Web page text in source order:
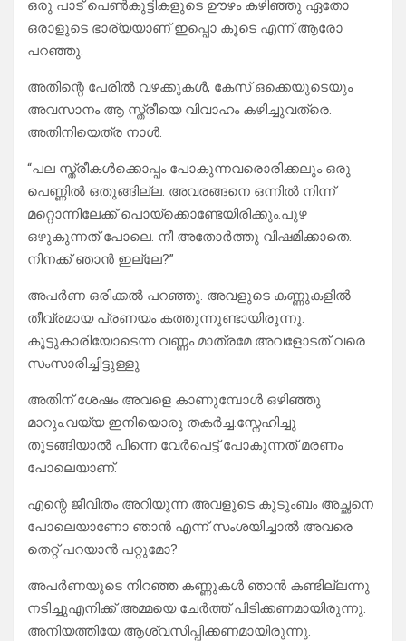
ഒരു പാട് പെൺകുട്ടികളുടെ ഊഴം കഴിഞ്ഞു ഏതോ
ഒരാളുടെ ഭാര്യയാണ് ഇപ്പൊ കൂടെ എന്ന് ആരോ
പറഞ്ഞു.
അതിന്റെ പേരിൽ വഴക്കുകൾ, കേസ് ഒക്കെയുടെയും
അവസാനം ആ സ്ത്രീയെ വിവാഹം കഴിച്ചുവത്രെ.
അതിനിയെത്ര നാൾ.
“പല സ്ത്രീകൾക്കൊപ്പം പോകുന്നവരൊരിക്കലും ഒരു
പെണ്ണിൽ ഒതുങ്ങില്ല. അവരങ്ങനെ ഒന്നിൽ നിന്ന്
മറ്റൊന്നിലേക്ക് പൊയ്ക്കൊണ്ടേയിരിക്കും.പുഴ
ഒഴുകുന്നത് പോലെ. നീ അതോർത്തു വിഷമിക്കാതെ.
നിനക്ക് ഞാൻ ഇല്ലേ?”
അപർണ ഒരിക്കൽ പറഞ്ഞു. അവളുടെ കണ്ണുകളിൽ
തീവ്രമായ പ്രണയം കത്തുന്നുണ്ടായിരുന്നു.
കൂട്ടുകാരിയോടെന്ന വണ്ണം മാത്രമേ അവളോടത് വരെ
സംസാരിച്ചിട്ടുള്ളു
അതിന് ശേഷം അവളെ കാണുമ്പോൾ ഒഴിഞ്ഞു
മാറും.വയ്യ ഇനിയൊരു തകർച്ച.സ്നേഹിച്ചു
തുടങ്ങിയാൽ പിന്നെ വേർപെട്ട് പോകുന്നത് മരണം
പോലെയാണ്.
എന്റെ ജീവിതം അറിയുന്ന അവളുടെ കുടുംബം അച്ഛനെ
പോലെയാണോ ഞാൻ എന്ന് സംശയിച്ചാൽ അവരെ
തെറ്റ് പറയാൻ പറ്റുമോ?
അപർണയുടെ നിറഞ്ഞ കണ്ണുകൾ ഞാൻ കണ്ടില്ലന്നു
നടിച്ചുഎനിക്ക് അമ്മയെ ചേർത്ത് പിടിക്കണമായിരുന്നു.
അനിയത്തിയേ ആശ്വസിപ്പിക്കണമായിരുന്നു.